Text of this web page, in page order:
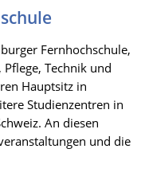
Fernhochschule,
Technik und
Hauptsitz in
Studienzentren in
An diesen
und die